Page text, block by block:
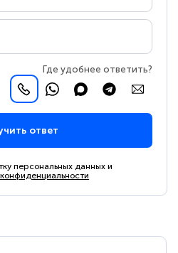
Где удобнее ответить?
ответ
персональных данных и